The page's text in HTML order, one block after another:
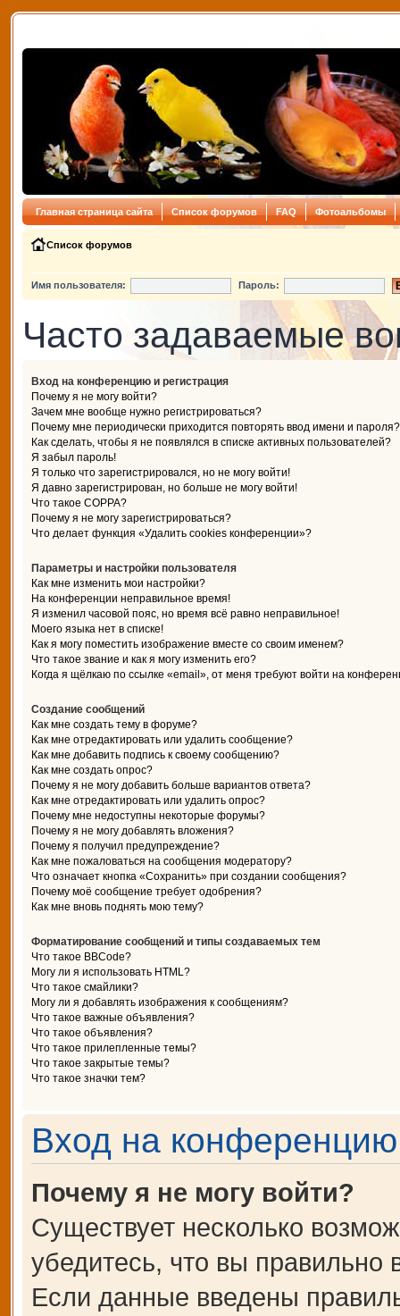
Главная страница сайта Список форумов FAQ Фотоальбомы
Список форумов
Имя пользователя: Пароль:
Часто задаваемые
Вход на конференцию и регистрация
Почему я не могу войти?
Зачем мне вообще нужно регистрироваться?
Почему мне периодически приходится повторять ввод имени и пароля?
Как сделать, чтобы я не появлялся в списке активных пользователей?
Я забыл пароль!
Я только что зарегистрировался, но не могу войти!
Я давно зарегистрирован, но больше не могу войти!
Что такое COPPA?
Почему я не могу зарегистрироваться?
Что делает функция «Удалить cookies конференции»?
Параметры и настройки пользователя
Как мне изменить мои настройки?
На конференции неправильное время!
Я изменил часовой пояс, но время всё равно неправильное!
Моего языка нет в списке!
Как я могу поместить изображение вместе со своим именем?
Что такое звание и как я могу изменить его?
Когда я щёлкаю по ссылке «email», от меня требуют войти на
Создание сообщений
Как мне создать тему в форуме?
Как мне отредактировать или удалить сообщение?
Как мне добавить подпись к своему сообщению?
Как мне создать опрос?
Почему я не могу добавить больше вариантов ответа?
Как мне отредактировать или удалить опрос?
Почему мне недоступны некоторые форумы?
Почему я не могу добавлять вложения?
Почему я получил предупреждение?
Как мне пожаловаться на сообщения модератору?
Что означает кнопка «Сохранить» при создании сообщения?
Почему моё сообщение требует одобрения?
Как мне вновь поднять мою тему?
Форматирование сообщений и типы создаваемых тем
Что такое BBCode?
Могу ли я использовать HTML?
Что такое смайлики?
Могу ли я добавлять изображения к сообщениям?
Что такое важные объявления?
Что такое объявления?
Что такое прилепленные темы?
Что такое закрытые темы?
Что такое значки тем?
Вход на конференцию
Почему я не могу войти?
Существует несколько
убедитесь, что вы правильно
Если данные введены